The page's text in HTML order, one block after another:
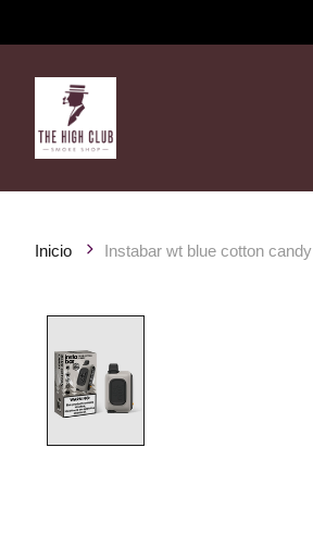
Inicio Instabar wt blue cotton candy